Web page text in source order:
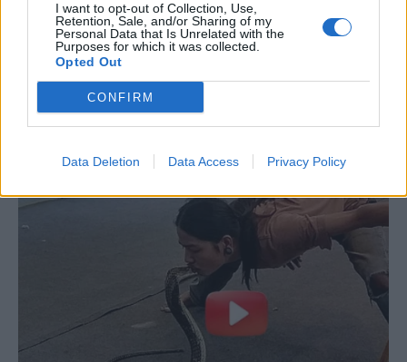
I want to opt-out of Collection, Use,
Retention, Sale, and/or Sharing of my
Personal Data that Is Unrelated with the
Purposes for which it was collected.
Opted Out
CONFIRM
Data Deletion Data Access Privacy Policy